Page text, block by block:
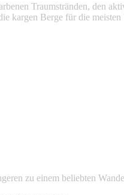
Traumstränden, den
kargen Berge für die meisten
zu einem beliebten